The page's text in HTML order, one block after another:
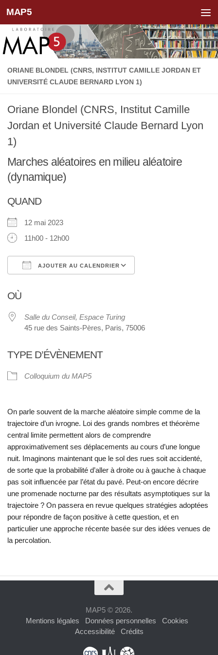
Skip to content
MAP5
ORIANE BLONDEL (CNRS, INSTITUT CAMILLE JORDAN ET
UNIVERSITÉ CLAUDE BERNARD LYON 1)
Oriane Blondel (CNRS, Institut Camille
Jordan et Université Claude Bernard Lyon
1)
Marches aléatoires en milieu aléatoire
(dynamique)
QUAND
12 mai 2023
11h00 - 12h00
AJOUTER AU CALENDRIER
OÙ
Salle du Conseil, Espace Turing
45 rue des Saints-Pères, Paris, 75006
TYPE D’ÉVÈNEMENT
Colloquium du MAP5
On parle souvent de la marche aléatoire simple comme de la
trajectoire d’un ivrogne. Loi des grands nombres et théorème
central limite permettent alors de comprendre
approximativement ses déplacements au cours d’une longue
nuit. Imaginons maintenant que le sol des rues soit accidenté,
de sorte que la probabilité d’aller à droite ou à gauche à chaque
pas soit influencée par l’état du pavé. Peut-on encore décrire
une promenade nocturne par des résultats asymptotiques sur la
trajectoire ? On passera en revue quelques stratégies adoptées
pour répondre de façon positive à cette question, et en
particulier une approche récente basée sur des idées venues de
la percolation.
MAP5 © 2026.
Mentions légales
Données personnelles
Cookies
Accessibilité
Crédits